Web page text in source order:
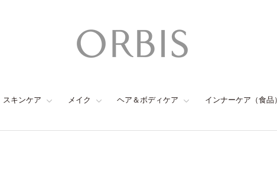
スキンケア メイク ヘア＆ボディケア インナーケア（食品）